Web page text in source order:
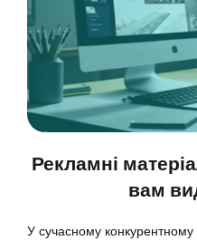
Рекламні
вам
У сучасному конкурентному